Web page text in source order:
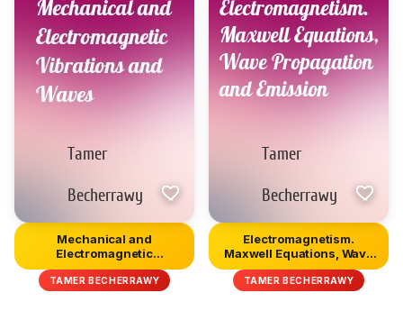
Mechanical and
Electromagnetic
Vibrations and Wave...
TAMER BECHERRAWY
Electromagnetism.
Maxwell Equations, Wave
Propagat...
TAMER BECHERRAWY